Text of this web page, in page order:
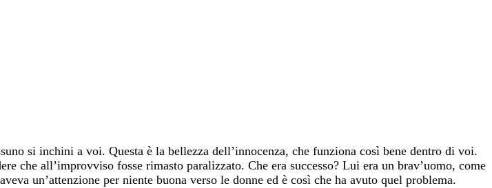
si inchini a voi. Questa è la bellezza dell’innocenza, che funziona così bene dentro di voi.
che all’improvviso fosse rimasto paralizzato. Che era successo? Lui era un brav’uomo, come
un’attenzione per niente buona verso le donne ed è così che ha avuto quel problema.